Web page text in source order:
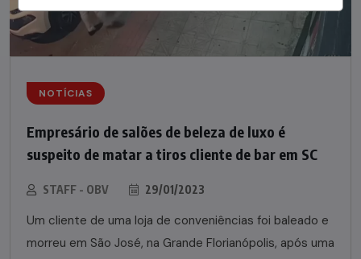
NOTÍCIAS
Empresário de salões de beleza de luxo é
suspeito de matar a tiros cliente de bar em SC
STAFF - OBV 29/01/2023
Um cliente de uma loja de conveniências foi baleado e
morreu em São José, na Grande Florianópolis, após uma